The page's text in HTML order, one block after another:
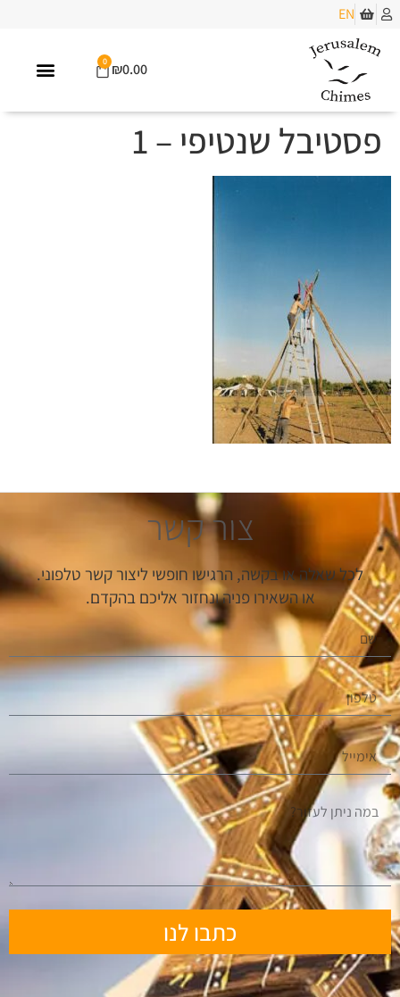
EN
₪0.00
0
פסטיבל שנטיפי – 1
צור קשר
לכל שאלה או בקשה, הרגישו חופשי ליצור קשר טלפוני.
או השאירו פניה ונחזור אליכם בהקדם.
כתבו לנו